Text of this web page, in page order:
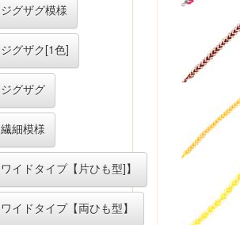
ジグザグ模様
ジグザク[1色]
ジグザグ
繊細模様
ワイドタイプ【片ひも型]】
ワイドタイプ【両ひも型】